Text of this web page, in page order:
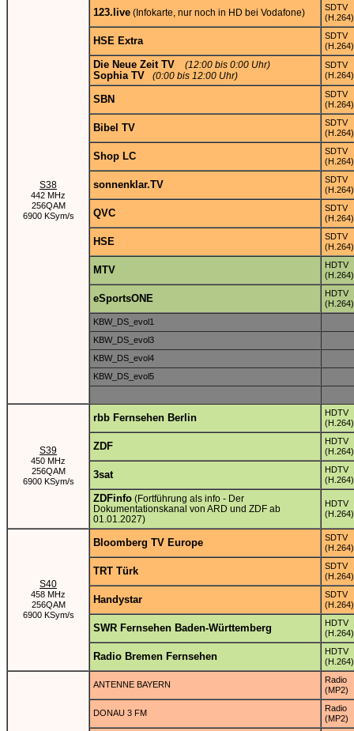
S38
442 MHz
256QAM
6900 KSym/s
123.live (Infokarte, nur noch in HD bei Vodafone)
SDTV
(H.264)
HSE Extra
SDTV
(H.264)
Die Neue Zeit TV (12:00 bis 0:00 Uhr)
Sophia TV (0:00 bis 12:00 Uhr)
SDTV
(H.264)
SBN
SDTV
(H.264)
Bibel TV
SDTV
(H.264)
Shop LC
SDTV
(H.264)
sonnenklar.TV
SDTV
(H.264)
QVC
SDTV
(H.264)
HSE
SDTV
(H.264)
MTV
HDTV
(H.264)
eSportsONE
HDTV
(H.264)
KBW_DS_evol1
KBW_DS_evol3
KBW_DS_evol4
KBW_DS_evol5
S39
450 MHz
256QAM
6900 KSym/s
rbb Fernsehen Berlin
HDTV
(H.264)
ZDF
HDTV
(H.264)
3sat
HDTV
(H.264)
ZDFinfo (Fortführung als info - Der
Dokumentationskanal von ARD und ZDF ab
01.01.2027)
HDTV
(H.264)
S40
458 MHz
256QAM
6900 KSym/s
Bloomberg TV Europe
SDTV
(H.264)
TRT Türk
SDTV
(H.264)
Handystar
SDTV
(H.264)
SWR Fernsehen Baden-Württemberg
HDTV
(H.264)
Radio Bremen Fernsehen
HDTV
(H.264)
ANTENNE BAYERN
Radio
(MP2)
DONAU 3 FM
Radio
(MP2)